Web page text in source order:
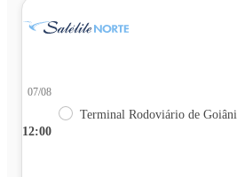
12:00
07/08
Terminal Rodoviário de